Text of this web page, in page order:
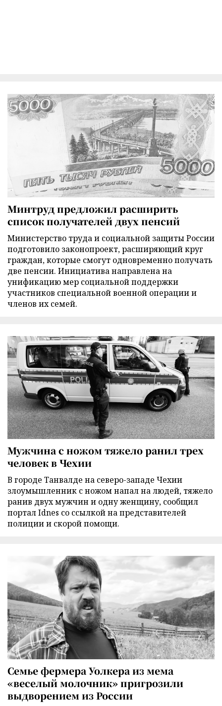
Минтруд предложил расширить
список получателей двух пенсий
Министерство труда и социальной защиты России
подготовило законопроект, расширяющий круг
граждан, которые смогут одновременно получать
две пенсии. Инициатива направлена на
унификацию мер социальной поддержки
участников специальной военной операции и
членов их семей.
Мужчина с ножом тяжело ранил трех
человек в Чехии
В городе Танвалде на северо-западе Чехии
злоумышленник с ножом напал на людей, тяжело
ранив двух мужчин и одну женщину, сообщил
портал Idnes со ссылкой на представителей
полиции и скорой помощи.
Семье фермера Уолкера из мема
«веселый молочник» пригрозили
выдворением из России